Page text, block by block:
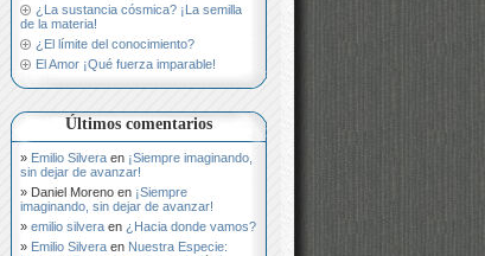
¿La sustancia cósmica? ¡La semilla
de la materia!
¿El límite del conocimiento?
El Amor ¡Qué fuerza imparable!
Últimos comentarios
Emilio Silvera en ¡Siempre imaginando,
sin dejar de avanzar!
Daniel Moreno en ¡Siempre
imaginando, sin dejar de avanzar!
emilio silvera en ¿Hacia donde vamos?
Emilio Silvera en Nuestra Especie: